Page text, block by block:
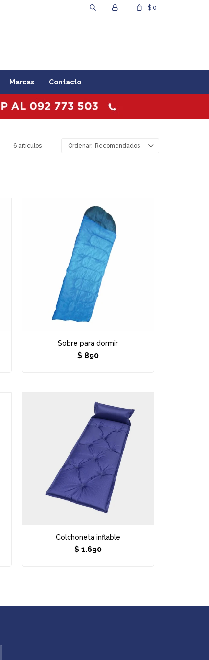
Marcas Contacto
$ 0
6 artículos Recomendados
Sobre para dormir
$ 890
Colchoneta inflable
$ 1.690